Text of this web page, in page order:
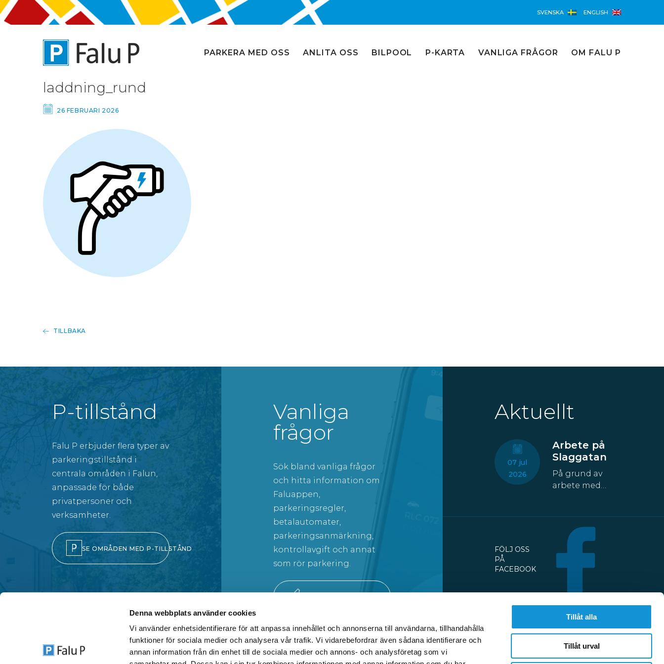
Denna webbplats använder cookies
Vi använder enhetsidentifierare för att anpassa innehållet och annonserna till användarna, tillhandahålla
funktioner för sociala medier och analysera vår trafik. Vi vidarebefordrar även sådana identifierare och
annan information från din enhet till de sociala medier och annons- och analysföretag som vi
Tillåt alla
Tillåt urval
SVENSKA ENGLISH
PARKERA MED OSS ANLITA OSS BILPOOL P-KARTA VANLIGA FRÅGOR OM FALU P
laddning_rund
26 FEBRUARI 2026
TILLBAKA
P-tillstånd
Falu P erbjuder flera typer av
parkeringstillstånd i
centrala områden i Falun,
anpassade för både
privatpersoner och
verksamheter.
SE OMRÅDEN MED P-TILLSTÅND
Vanliga
frågor
Sök bland vanliga frågor
och hitta information om
Faluappen,
parkeringsregler,
betalautomater,
parkeringsanmärkning,
kontrollavgift och annat
som rör parkering.
Aktuellt
07 jul
2026
Arbete på
Slaggatan
På grund av
arbete med
att temporärt
försvinna från
Slaggatan. På
nordöstra
Slaggatan
enligt
kartbilden
här ovan får
stannas eller
FÖLJ OSS
PÅ
FACEBOOK